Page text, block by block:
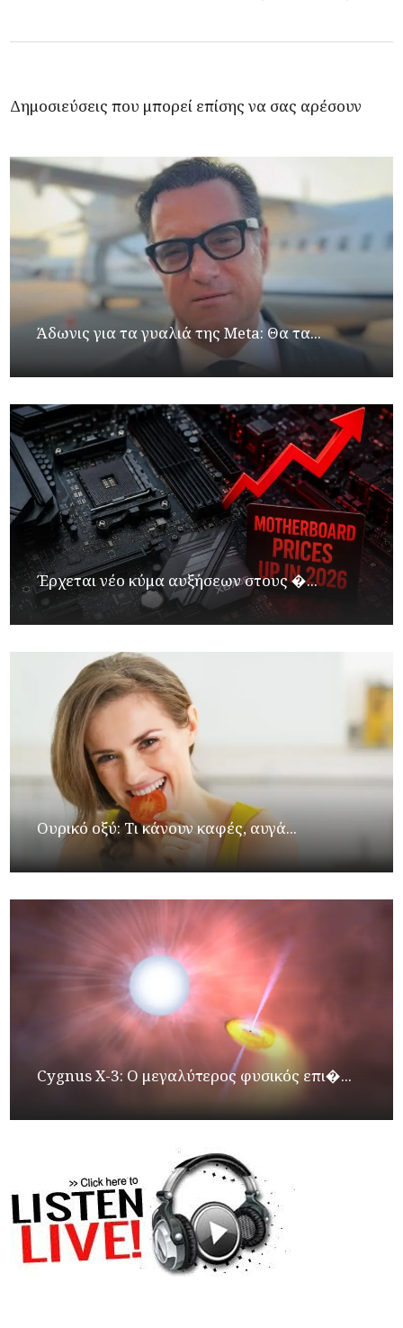
Δημοσιεύσεις που μπορεί επίσης να σας αρέσουν
Άδωνις για τα γυαλιά της Meta: Θα τα...
Έρχεται νέο κύμα αυξήσεων στους �...
Ουρικό οξύ: Τι κάνουν καφές, αυγά...
Cygnus X-3: Ο μεγαλύτερος φυσικός επι�...